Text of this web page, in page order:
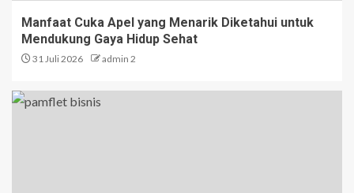
Manfaat Cuka Apel yang Menarik Diketahui untuk
Mendukung Gaya Hidup Sehat
31 Juli 2026 admin 2